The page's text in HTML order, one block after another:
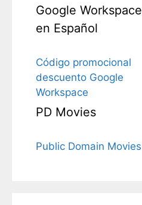
Google Workspace
en Español
Código promocional
descuento Google
Workspace
PD Movies
Public Domain Movies